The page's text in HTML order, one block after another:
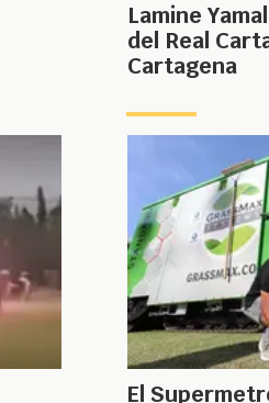
Lamine
del Real
Cartagena
El